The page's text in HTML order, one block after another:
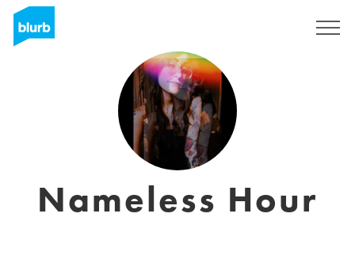
Nameless Hour